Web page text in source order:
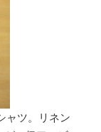
ャツ。リネン